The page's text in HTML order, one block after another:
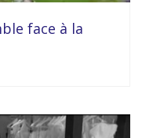
face à la